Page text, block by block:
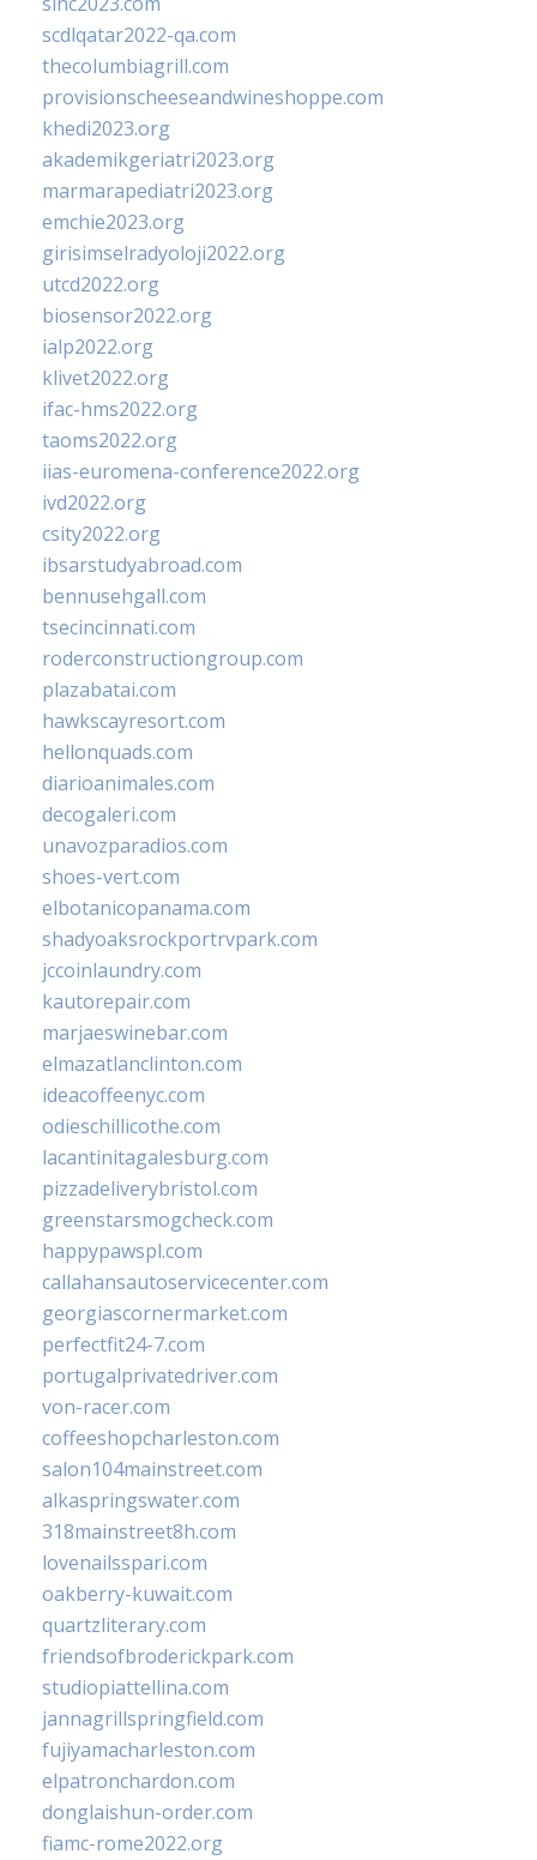
scdlqatar2022-qa.com
thecolumbiagrill.com
provisionscheeseandwineshoppe.com
khedi2023.org
akademikgeriatri2023.org
marmarapediatri2023.org
emchie2023.org
girisimselradyoloji2022.org
utcd2022.org
biosensor2022.org
ialp2022.org
klivet2022.org
ifac-hms2022.org
taoms2022.org
iias-euromena-conference2022.org
ivd2022.org
csity2022.org
ibsarstudyabroad.com
bennusehgall.com
tsecincinnati.com
roderconstructiongroup.com
plazabatai.com
hawkscayresort.com
hellonquads.com
diarioanimales.com
decogaleri.com
unavozparadios.com
shoes-vert.com
elbotanicopanama.com
shadyoaksrockportrvpark.com
jccoinlaundry.com
kautorepair.com
marjaeswinebar.com
elmazatlanclinton.com
ideacoffeenyc.com
odieschillicothe.com
lacantinitagalesburg.com
pizzadeliverybristol.com
greenstarsmogcheck.com
happypawspl.com
callahansautoservicecenter.com
georgiascornermarket.com
perfectfit24-7.com
portugalprivatedriver.com
von-racer.com
coffeeshopcharleston.com
salon104mainstreet.com
alkaspringswater.com
318mainstreet8h.com
lovenailsspari.com
oakberry-kuwait.com
quartzliterary.com
friendsofbroderickpark.com
studiopiattellina.com
jannagrillspringfield.com
fujiyamacharleston.com
elpatronchardon.com
donglaishun-order.com
fiamc-rome2022.org